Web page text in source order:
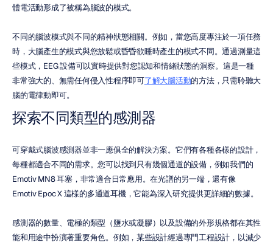
體電活動形成了被稱為腦波的模式。
不同的腦波模式與不同的精神狀態相關。例如，當您高度專注於一項任務
時，大腦產生的模式與您放鬆或昏昏欲睡時產生的模式不同。通過測量這
些模式，EEG 設備可以實時提供對您認知和情緒狀態的洞察。這是一種
非常強大的、無需任何侵入性程序即可了解大腦活動的方法，只需聆聽大
腦的電律動即可。
探索不同類型的感測器
可穿戴式腦波感測器並非一應俱全的解決方案。它們有各種各樣的設計，
每種都適合不同的需求。您可以找到只有幾個通道的設備，例如我們的
Emotiv MN8 耳塞，非常適合日常應用。在光譜的另一端，還有像
Emotiv Epoc X 這樣的多通道耳機，它能為深入研究提供更詳細的數據。
感測器的數量、電極的類型（鹽水或凝膠）以及設備的外形規格都在其性
能和用途中扮演著重要角色。例如，某些設計經過專門工程設計，以減少